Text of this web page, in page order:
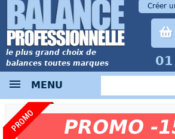
le plus grand choix de
balances toutes marques
Créer
MENU
PROMO PROMO -